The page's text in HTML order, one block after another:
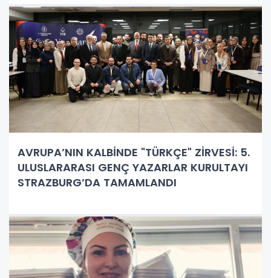
AVRUPA’NIN KALBİNDE "TÜRKÇE" ZİRVESİ: 5.
ULUSLARARASI GENÇ YAZARLAR KURULTAYI
STRAZBURG’DA TAMAMLANDI